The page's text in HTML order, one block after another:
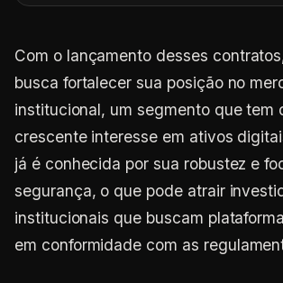
Com o lançamento desses
busca fortalecer sua posição no
institucional, um segmento que tem
crescente interesse em ativos
já é conhecida por sua robustez e
segurança, o que pode atrair
institucionais que buscam
em conformidade com as